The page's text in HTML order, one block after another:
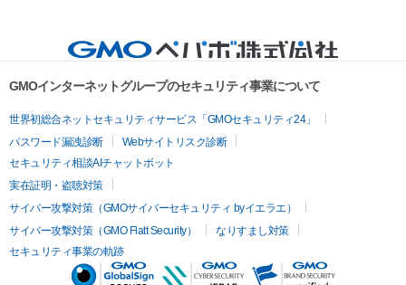
GMOインターネットグループのセキュリティ事業について
世界初総合ネットセキュリティサービス「GMOセキュリティ24」
パスワード漏洩診断
Webサイトリスク診断
セキュリティ相談AIチャットボット
実在証明・盗聴対策
サイバー攻撃対策（GMOサイバーセキュリティ byイエラエ）
サイバー攻撃対策（GMO Flatt Security）
なりすまし対策
セキュリティ事業の軌跡